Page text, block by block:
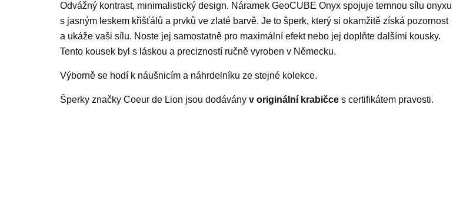
Odvážný kontrast, minimalistický design. Náramek GeoCUBE Onyx spojuje temnou sílu onyxu
s jasným leskem křišťálů a prvků ve zlaté barvě. Je to šperk, který si okamžitě získá pozornost
a ukáže vaši sílu. Noste jej samostatně pro maximální efekt nebo jej doplňte dalšími kousky.
Tento kousek byl s láskou a precizností ručně vyroben v Německu.
Výborně se hodí k náušnicím a náhrdelníku ze stejné kolekce.
Šperky značky Coeur de Lion jsou dodávány v originální krabičce s certifikátem pravosti.